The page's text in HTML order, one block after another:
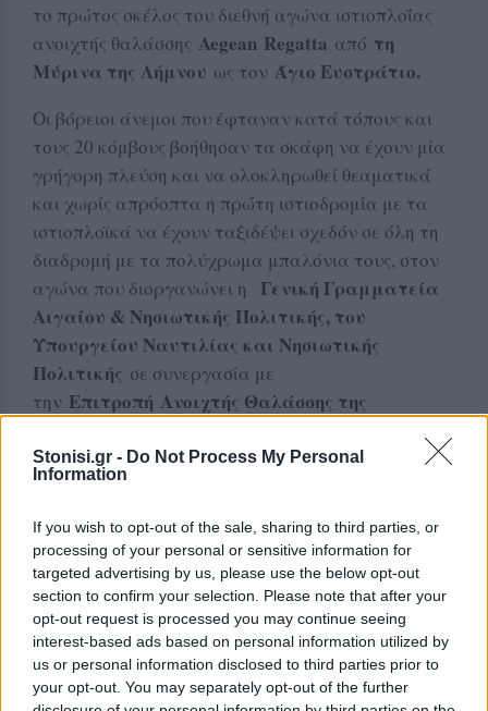
Stonisi.gr - Do Not Process My Personal
Information
If you wish to opt-out of the sale, sharing to third parties, or
processing of your personal or sensitive information for
targeted advertising by us, please use the below opt-out
section to confirm your selection. Please note that after your
opt-out request is processed you may continue seeing
interest-based ads based on personal information utilized by
us or personal information disclosed to third parties prior to
your opt-out. You may separately opt-out of the further
το πρώτος σκέλος του διεθνή αγώνα ιστιοπλοΐας
ανοιχτής θαλάσσης Aegean Regatta από τη
Μύρινα της Λήμνου ως τον Άγιο Ευστράτιο.
Οι βόρειοι άνεμοι που έφταναν κατά τόπους και
τους 20 κόμβους βοήθησαν τα σκάφη να έχουν μία
γρήγορη πλεύση και να ολοκληρωθεί θεαματικά
και χωρίς απρόοπτα η πρώτη ιστιοδρομία με τα
ιστιοπλοϊκά να έχουν ταξιδέψει σχεδόν σε όλη τη
διαδρομή με τα πολύχρωμα μπαλόνια τους, στον
αγώνα που διοργανώνει η
Γενική Γραμματεία
Αιγαίου & Νησιωτικής Πολιτικής, του
Υπουργείου Ναυτιλίας και Νησιωτικής
Πολιτικής σε συνεργασία με
την Επιτροπή Aνοιχτής Θαλάσσης της
Η υποδοχή στα πληρώματα που διοργάνωσε
αναμνηστικά δώρα και τοπικά προϊόντα για όλα
τα σκάφη που μπήκαν στο λιμάνι του νησιού,
απόδειξη της φιλοξενίας των κατοίκων του νησιού.
Το βράδυ της Δευτέρας έγινε η τελετή απονομών
για το πρώτο σκέλος με τον Γενικό Γραμματέα
Αιγαίου και Νησιωτικής Πολιτικής του Υπουργείου